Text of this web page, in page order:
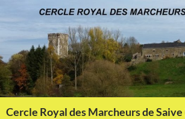
au